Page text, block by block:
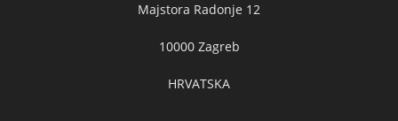
Majstora Radonje 12
10000 Zagreb
HRVATSKA